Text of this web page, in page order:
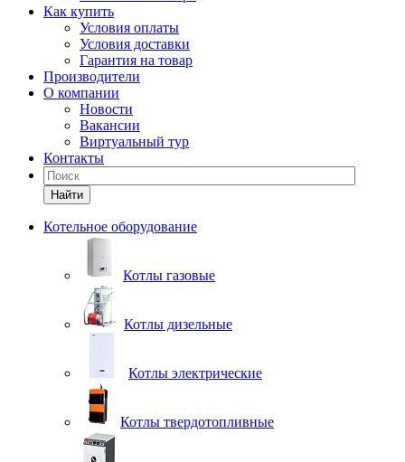
Как купить
Условия оплаты
Условия доставки
Гарантия на товар
Производители
О компании
Новости
Вакансии
Виртуальный тур
Контакты
Найти
Котельное оборудование
Котлы газовые
Котлы дизельные
Котлы электрические
Котлы твердотопливные